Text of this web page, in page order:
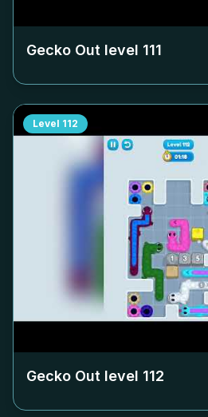
Gecko Out level 111
Level 112
Gecko Out level 112